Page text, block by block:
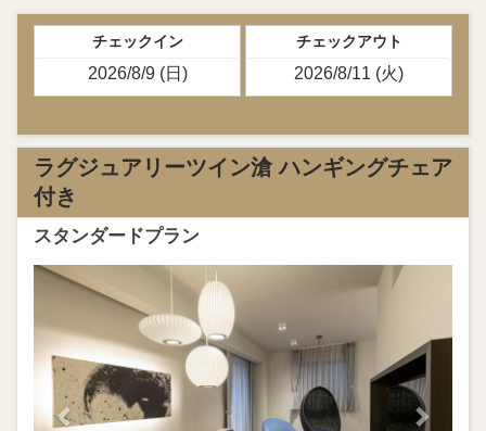
チェックイン チェックアウト
ラグジュアリーツイン滄 ハンギングチェア
付き
スタンダードプラン
Previous